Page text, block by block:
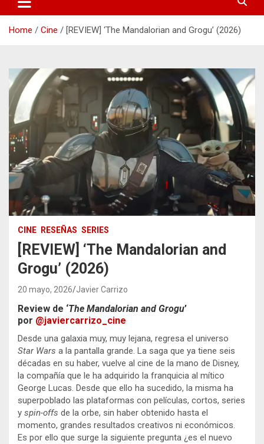
Home Cine [REVIEW] ‘The Mandalorian and Grogu’ (2026)
CINE RESEÑAS SERIES
[REVIEW] ‘The Mandalorian and
Grogu’ (2026)
20 mayo, 2026 Javier Carrizo
Review de ‘The Mandalorian and Grogu’
por @javiercarrizo_cine
Desde una galaxia muy, muy lejana, regresa el universo
Star Wars a la pantalla grande. La saga que ya tiene seis
décadas en su haber, vuelve al cine de la mano de Disney,
la compañía que le ha adquirido la franquicia al mítico
George Lucas. Desde que ello ha sucedido, la misma ha
superpoblado las plataformas con películas, cortos, series
y spin-offs de la orbe, sin haber obtenido hasta el
momento, grandes resultados creativos ni económicos.
Es por ello que surge la siguiente pregunta ¿es el nuevo